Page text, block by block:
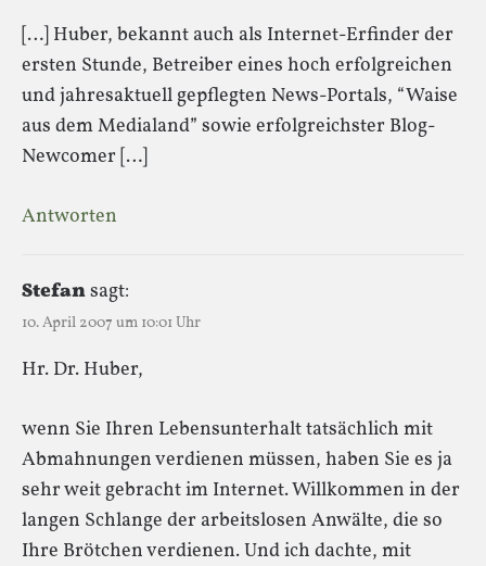
[…] Huber, bekannt auch als Internet-Erfinder der
ersten Stunde, Betreiber eines hoch erfolgreichen
und jahresaktuell gepflegten News-Portals, “Waise
aus dem Medialand” sowie erfolgreichster Blog-
Newcomer […]
Antworten
Stefansagt:
10. April 2007 um 10:01 Uhr
Hr. Dr. Huber,
wenn Sie Ihren Lebensunterhalt tatsächlich mit
Abmahnungen verdienen müssen, haben Sie es ja
sehr weit gebracht im Internet. Willkommen in der
langen Schlange der arbeitslosen Anwälte, die so
Ihre Brötchen verdienen. Und ich dachte, mit